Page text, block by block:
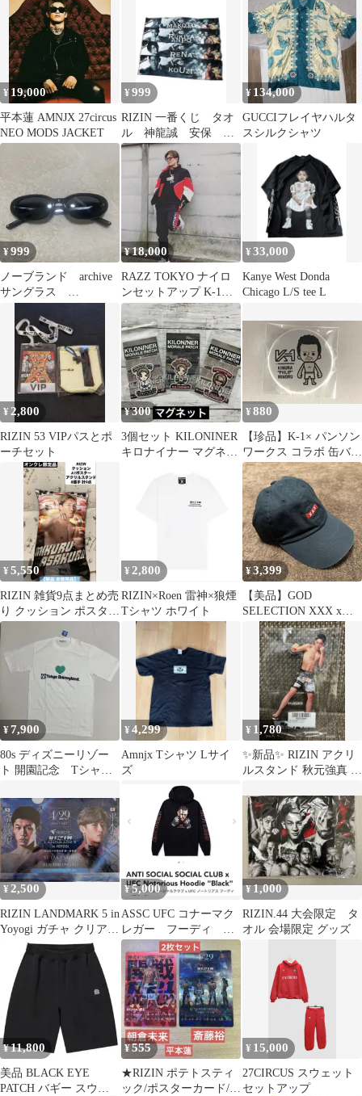
¥ 19,000
平本蓮 AMNJX 27circus
NEO MODS JACKET
¥999
RIZIN 一番くじ タオ
ル 神龍誠 安保
RENA 皇治
¥ 134,000
GUCCIフレイヤハルタ
スシルクシャツ
¥999
ノーブランド archive
サングラス
¥18,000
RAZZ TOKYO ナイロ
ンセットアップ K-1皇
治 着用 モデル 上下
¥33,000
Kanye West Donda
Chicago L/S tee L
¥ 2,800
RIZIN 53 VIPパスとポ
ーチセット
¥300
3個セット KILONINER
キロナイナー マグネッ
¥880
【珍品】K-1× パンソン
ワークス コラボ 缶バッ
ジ 10点セット 木村ミノ
ル
¥5,550
RIZIN 雑貨9点まとめ売
り クッション ポスター
アクリルスタンド 【新
品】
¥ 2,800
RIZIN×Roen 雷神×狼煙
Tシャツ ホワイト
¥3,399
【美品】GOD
SELECTION XXX x
RIZIN キャップ 黒
¥7,900
80s ディズニーリゾー
ト 開園記念 Tシャ
ッドストック
¥4,299
Amnjx Tシャツ Lサイ
ズ
¥ 1,780
✨新品✨ RIZIN アクリ
ルスタンド 秋元強真 ア
¥ 2,500
RIZIN LANDMARK 5 in
Yoyogi ガチャ クリアフ
ァイル
¥5,000
ASSC UFC コナーマク
レガー フーディ ノ
ートリアス
¥1,000
RIZIN.44 大会限定 タ
オル 会場限定 グッズ
¥11,800
美品 BLACK EYE
PATCH バギー スウェ
¥555
★RIZIN ポテトスティ
ック/ポスターカード/朝
¥ 15,000
27CIRCUS スウェット
セットアップ